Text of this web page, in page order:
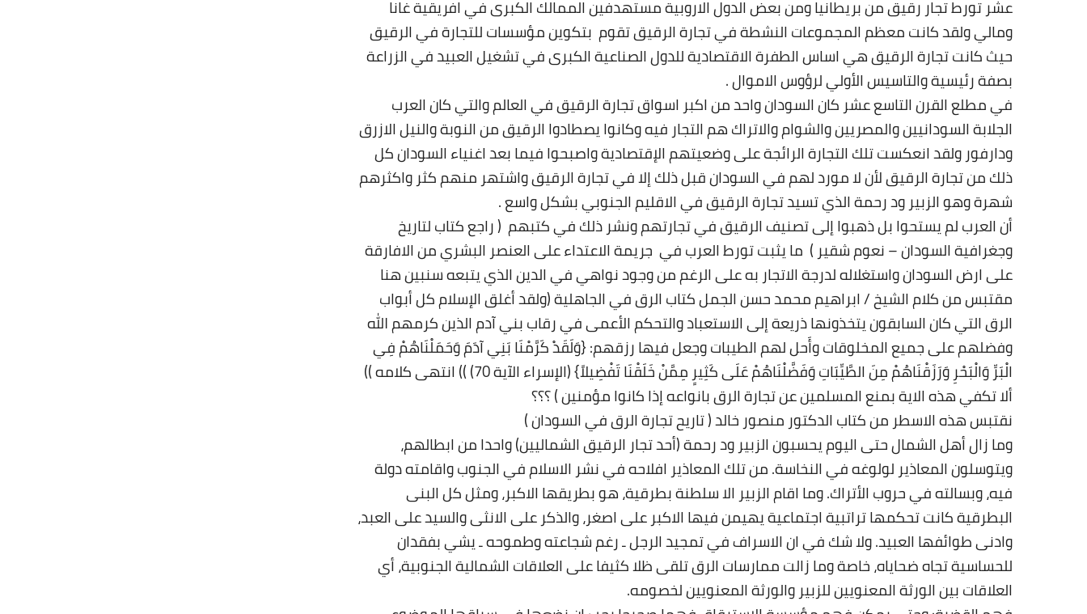
عشر تورط تجار رقيق من بريطانيا ومن بعض الدول الاروبية مستهدفين الممالك الكبرى في افريقية غانا
ومالي ولقد كانت معظم المجموعات النشطة في تجارة الرقيق تقوم بتكوين مؤسسات للتجارة في الرقيق
حيث كانت تجارة الرقيق هي اساس الطفرة الاقتصادية للدول الصناعية الكبرى في تشغيل العبيد في الزراعة
بصفة رئيسية والتاسيس الأولي لرؤوس الاموال.
في مطلع القرن التاسع عشر كان السودان واحد من اكبر اسواق تجارة الرقيق في العالم والتي كان العرب
الجلابة السودانيين والمصريين والشوام والاتراك هم التجار فيه وكانوا يصطادوا الرقيق من النوبة والنيل الازرق
ودارفور ولقد انعكست تلك التجارة الرائجة على وضعيتهم الإقتصادية واصبحوا فيما بعد اغنياء السودان كل
ذلك من تجارة الرقيق لأن لا مورد لهم في السودان قبل ذلك إلا في تجارة الرقيق واشتهر منهم كثر واكثرهم
شهرة وهو الزبير ود رحمة الذي تسيد تجارة الرقيق في الاقليم الجنوبي بشكل واسع.
أن العرب لم يستحوا بل ذهبوا إلى تصنيف الرقيق في تجارتهم ونشر ذلك في كتبهم ( راجع كتاب لتاريخ
وجغرافية السودان – نعوم شقير ) ما يثبت تورط العرب في جريمة الاعتداء على العنصر البشري من الافارقة
على ارض السودان واستغلاله لدرجة الاتجار به على الرغم من وجود نواهي في الدين الذي يتبعه سنبين هنا
مقتبس من كلام الشيخ / ابراهيم محمد حسن الجمل كتاب الرق في الجاهلية (ولقد أغلق الإسلام كل أبواب
الرق التي كان السابقون يتخذونها ذريعة إلى الاستعباد والتحكم الأعمى في رقاب بني آدم الذين كرمهم الله
وفضلهم على جميع المخلوقات وأَحل لهم الطيبات وجعل فيها رزقهم: {وَلَقَدْ كَرَّمْنَا بَنِي آدَمَ وَحَمَلْنَاهُمْ فِي
الْبَرِّ وَالْبَحْرِ وَرَزَقْنَاهُمْ مِنَ الطَّيِّبَاتِ وَفَضَّلْنَاهُمْ عَلَى كَثِيرٍ مِمَّنْ خَلَقْنَا تَفْضِيلاً} (الإسراء الآية 70) )) انتهى كلامه ))
ألا تكفي هذه الاية بمنع المسلمين عن تجارة الرق بانواعه إذا كانوا مؤمنين ) ؟؟؟
نقتبس هذه الاسطر من كتاب الدكتور منصور خالد ( تاريح تجارة الرق في السودان)
وما زال أهل الشمال حتى اليوم يحسبون الزبير ود رحمة (أحد تجار الرقيق الشماليين) واحدا من ابطالهم،
ويتوسلون المعاذير لولوغه في النخاسة. من تلك المعاذير افلاحه في نشر الاسلام في الجنوب واقامته دولة
فيه، وبسالته في حروب الأتراك. وما اقام الزبير الا سلطنة بطرقية، هو بطريقها الاكبر، ومثل كل البنى
البطرقية كانت تحكمها تراتبية اجتماعية يهيمن فيها الاكبر على اصغر، والذكر على الانثى والسيد على العبد،
وادنى طوائفها العبيد. ولا شك في ان الاسراف في تمجيد الرجل ـ رغم شجاعته وطموحه ـ يشي بفقدان
للحساسية تجاه ضحاياه، خاصة وما زالت ممارسات الرق تلقى ظلا كثيفا على العلاقات الشمالية الجنوبية، أي
العلاقات بين الورثة المعنويين للزبير والورثة المعنويين لخصومه.